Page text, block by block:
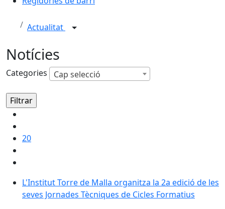
Actualitat
Notícies
Categories Cap selecció
20
L'Institut Torre de Malla organitza la 2a edició de les
L'Institut Torre de Malla organitza la 2a edició de les
seves Jornades Tècniques de Cicles Formatius